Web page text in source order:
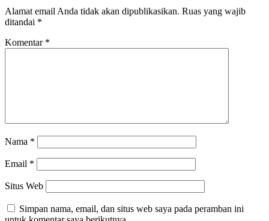
Alamat email Anda tidak akan dipublikasikan. Ruas yang wajib
ditandai *
Komentar *
Nama *
Email *
Situs Web
Simpan nama, email, dan situs web saya pada peramban ini